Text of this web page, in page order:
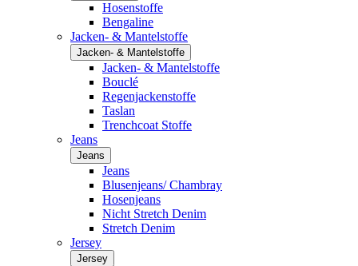
Hosenstoffe
Bengaline
Jacken- & Mantelstoffe
Jacken- & Mantelstoffe
Jacken- & Mantelstoffe
Bouclé
Regenjackenstoffe
Taslan
Trenchcoat Stoffe
Jeans
Jeans
Jeans
Blusenjeans/ Chambray
Hosenjeans
Nicht Stretch Denim
Stretch Denim
Jersey
Jersey